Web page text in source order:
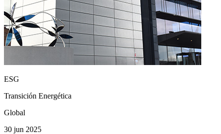
ESG
Transición Energética
Global
30 jun 2025